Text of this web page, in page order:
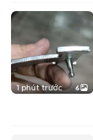
1 phút trước 6